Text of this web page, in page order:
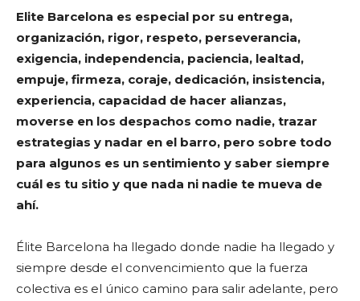
Elite Barcelona es especial por su entrega,
organización, rigor, respeto, perseverancia,
exigencia, independencia, paciencia, lealtad,
empuje, firmeza, coraje, dedicación, insistencia,
experiencia, capacidad de hacer alianzas,
moverse en los despachos como nadie, trazar
estrategias y nadar en el barro, pero sobre todo
para algunos es un sentimiento y saber siempre
cuál es tu sitio y que nada ni nadie te mueva de
ahí.
Élite Barcelona ha llegado donde nadie ha llegado y
siempre desde el convencimiento que la fuerza
colectiva es el único camino para salir adelante, pero